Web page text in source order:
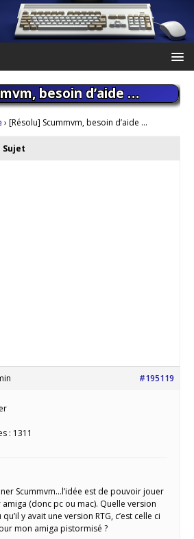
besoin d’aide …
› [Résolu] Scummvm, besoin d’aide …
Sujet
#195119
: 1311
Scummvm…l’idée est de pouvoir jouer
(donc pc ou mac). Quelle version
qu’il y avait une version RTG, c’est celle ci
mon amiga pistormisé ?